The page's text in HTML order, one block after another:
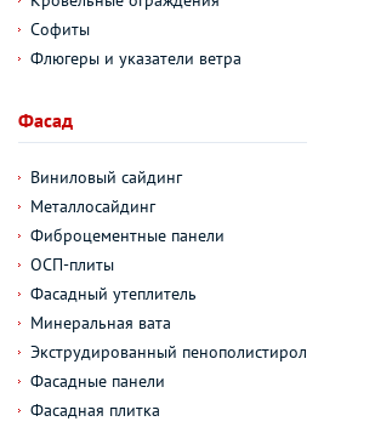
Софиты
Флюгеры и указатели ветра
Фасад
Виниловый сайдинг
Металлосайдинг
Фиброцементные панели
ОСП-плиты
Фасадный утеплитель
Минеральная вата
Экструдированный пенополистирол
Фасадные панели
Фасадная плитка